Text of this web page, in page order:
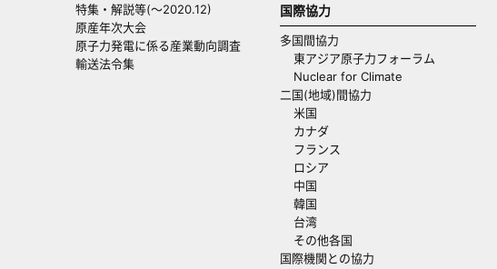
特集・解説等(～2020.12)
原産年次大会
原子力発電に係る産業動向調査
輸送法令集
国際協力
多国間協力
東アジア原子力フォーラム
Nuclear for Climate
二国(地域)間協力
米国
カナダ
フランス
ロシア
中国
韓国
台湾
その他各国
国際機関との協力